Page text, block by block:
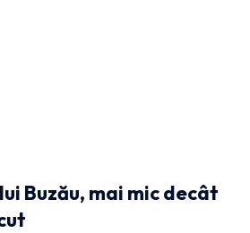
Buzău, mai mic decât